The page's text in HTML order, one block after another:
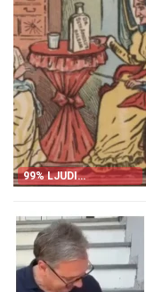
99% LJUDI
ODUSTANE